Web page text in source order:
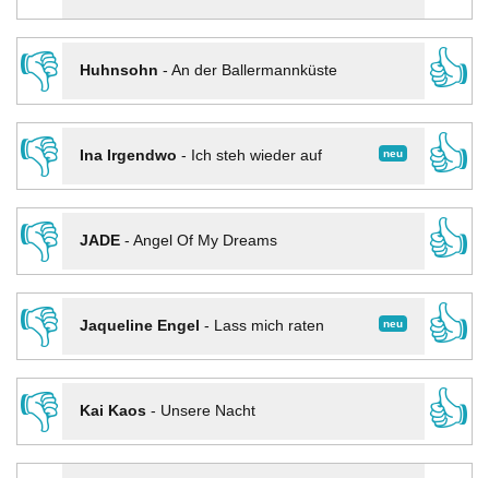
👎
Huhnsohn - An der Ballermannküste
👍
👎
neu
Ina Irgendwo - Ich steh wieder auf
👍
👎
JADE- Angel Of My Dreams
👍
👎
neu
Jaqueline Engel - Lass mich raten
👍
👎
Kai Kaos- Unsere Nacht
👍